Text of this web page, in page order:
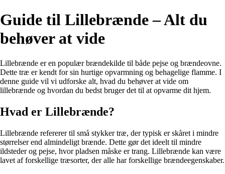
Guide til Lillebrænde – Alt du
behøver at vide
Lillebrænde er en populær brændekilde til både pejse og brændeovne.
Dette træ er kendt for sin hurtige opvarmning og behagelige flamme. I
denne guide vil vi udforske alt, hvad du behøver at vide om
lillebrænde og hvordan du bedst bruger det til at opvarme dit hjem.
Hvad er Lillebrænde?
Lillebrænde refererer til små stykker træ, der typisk er skåret i mindre
størrelser end almindeligt brænde. Dette gør det ideelt til mindre
ildsteder og pejse, hvor pladsen måske er trang. Lillebrænde kan være
lavet af forskellige træsorter, der alle har forskellige brændeegenskaber.